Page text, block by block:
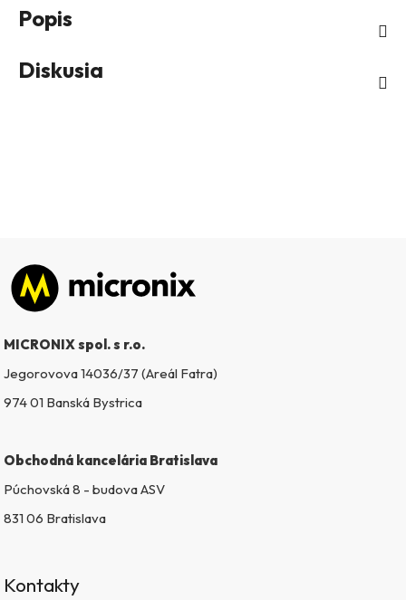
Popis
Diskusia
Zápätie
MICRONIX spol. s r.o.
Jegorovova 14036/37 (Areál Fatra)
974 01 Banská Bystrica
Obchodná kancelária Bratislava
Púchovská 8 - budova ASV
831 06 Bratislava
Kontakty